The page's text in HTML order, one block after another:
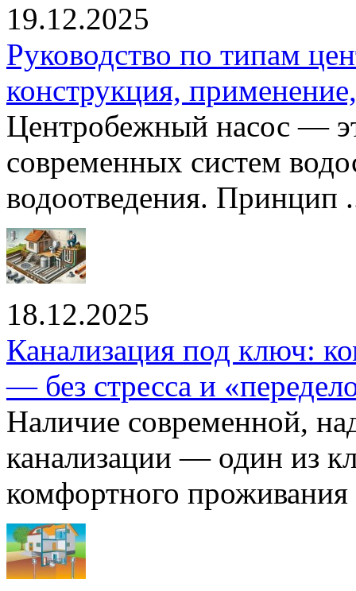
19.12.2025
Руководство по типам
конструкция,
Центробежный насос —
современных систем
водоотведения. Принцип
18.12.2025
Канализация под ключ:
— без стресса и
Наличие современной,
канализации — один из
комфортного проживания